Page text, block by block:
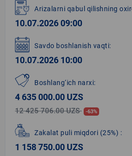
1
of
4
Arizalarni qabul qilishning
10.07.2026 09:00
Savdo boshlanish vaqti:
10.07.2026 10:00
Boshlang‘ich narxi:
4 635 000.00 UZS
12 425 706.00 UZS -63%
Zakalat puli miqdori (25%) :
1 158 750.00 UZS